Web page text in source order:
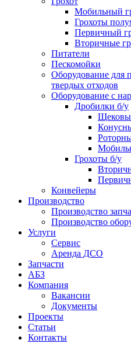
Мобильный
Грохоты
Первичный
Вторичные
Питатели
Пескомойки
Оборудование для
твердых отходов
Оборудование с
Дробилки б/у
Грохоты б/у
Конвейеры
Производство
Производство
Производство
Услуги
Сервис
Аренда ДСО
Запчасти
АБЗ
Компания
Вакансии
Документы
Проекты
Статьи
Контакты